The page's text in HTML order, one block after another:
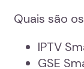
Quais são
IPTV
GSE